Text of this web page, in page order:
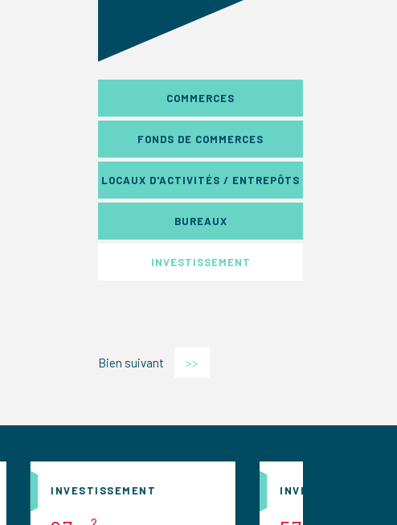
COMMERCES
FONDS DE COMMERCES
LOCAUX D'ACTIVITÉS / ENTREPÔTS
BUREAUX
INVESTISSEMENT
Bien suivant >>